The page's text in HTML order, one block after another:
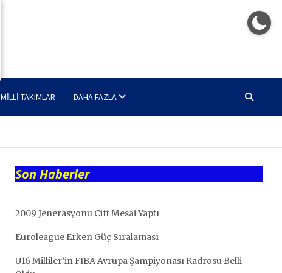
MILLI TAKIMLAR DAHA FAZLA
Son Haberler
2009 Jenerasyonu Çift Mesai Yaptı
Euroleague Erken Güç Sıralaması
U16 Milliler’in FIBA Avrupa Şampiyonası Kadrosu Belli